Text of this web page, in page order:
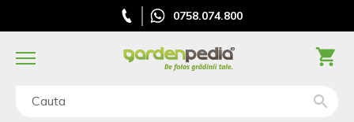
0758.074.800
Cauta